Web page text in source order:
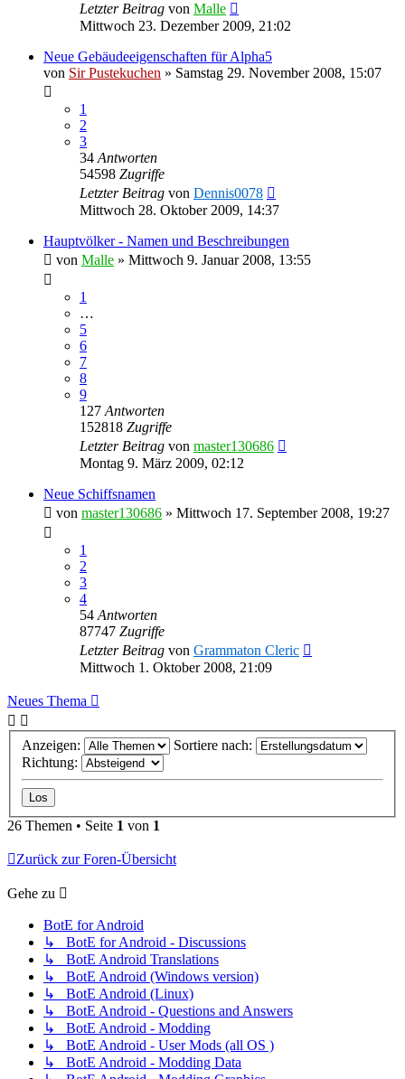
Letzter Beitrag von Malle
Mittwoch 23. Dezember 2009, 21:02
Neue Gebäudeeigenschaften für Alpha5
von Sir Pustekuchen » Samstag 29. November 2008, 15:07
1
2
3
34 Antworten
54598 Zugriffe
Letzter Beitrag von Dennis0078
Mittwoch 28. Oktober 2009, 14:37
Hauptvölker - Namen und Beschreibungen
von Malle » Mittwoch 9. Januar 2008, 13:55
1
…
5
6
7
8
9
127 Antworten
152818 Zugriffe
Letzter Beitrag von master130686
Montag 9. März 2009, 02:12
Neue Schiffsnamen
von master130686 » Mittwoch 17. September 2008, 19:27
1
2
3
4
54 Antworten
87747 Zugriffe
Letzter Beitrag von Grammaton Cleric
Mittwoch 1. Oktober 2008, 21:09
Neues Thema
Anzeigen:
Sortiere nach:
Richtung:
26 Themen • Seite 1 von 1
Zurück zur Foren-Übersicht
Gehe zu
BotE for Android
↳ BotE for Android - Discussions
↳ BotE Android Translations
↳ BotE Android (Windows version)
↳ BotE Android (Linux)
↳ BotE Android - Questions and Answers
↳ BotE Android - Modding
↳ BotE Android - User Mods (all OS )
↳ BotE Android - Modding Data